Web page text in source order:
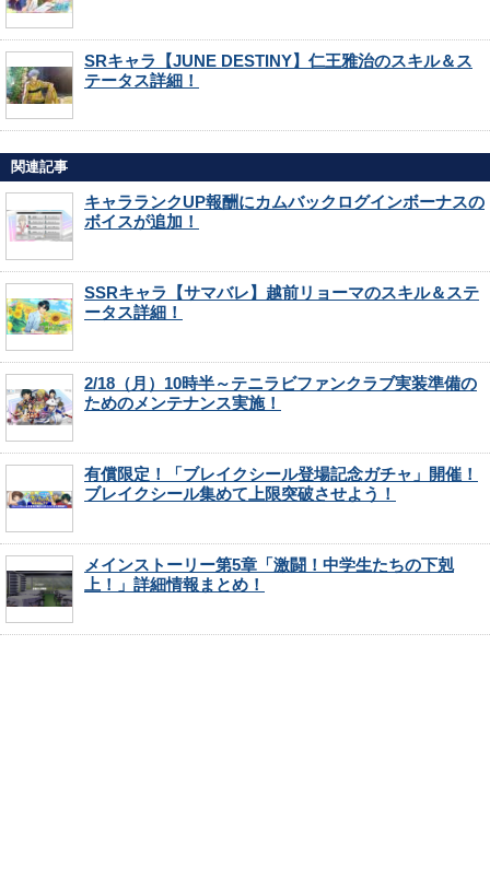
SRキャラ【JUNE DESTINY】仁王雅治のスキル＆ス
テータス詳細！
関連記事
キャラランクUP報酬にカムバックログインボーナスの
ボイスが追加！
SSRキャラ【サマバレ】越前リョーマのスキル＆ステ
ータス詳細！
2/18（月）10時半～テニラビファンクラブ実装準備の
ためのメンテナンス実施！
有償限定！「ブレイクシール登場記念ガチャ」開催！
ブレイクシール集めて上限突破させよう！
メインストーリー第5章「激闘！中学生たちの下剋
上！」詳細情報まとめ！